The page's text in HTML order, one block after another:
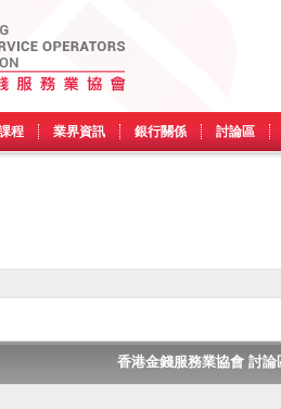
程 業界資訊 銀行關係 討論區
香港金錢服務業協會 討